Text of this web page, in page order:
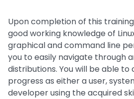
Upon completion of this
good working knowledge of
graphical and command line
you to easily navigate through
distributions. You will be able to
progress as either a user,
developer using the acquired